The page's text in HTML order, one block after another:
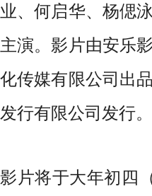
业、何启华、杨偲
主演。影片由安乐
化传媒有限公司 出
发行有限公司 发行。
影片将于大年初四